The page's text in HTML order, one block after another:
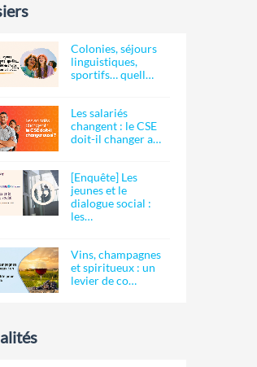
Colonies, séjours
linguistiques,
sportifs… quell…
Les salariés
changent : le CSE
doit-il changer a…
[Enquête] Les
jeunes et le
dialogue social :
les…
Vins, champagnes
et spiritueux : un
levier de co…